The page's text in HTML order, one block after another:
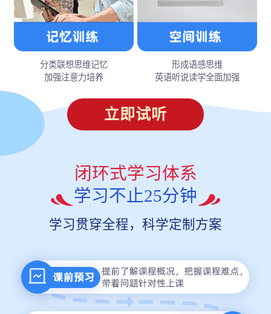
分类联想思维记忆
加强注意力培养
形成语感思维
英语听说读学全面加强
立即试听
闭环式学习体系
学习不止25分钟
学习贯穿全程，科学定制方案